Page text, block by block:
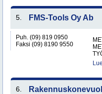
5. FMS-Tools Oy Ab
Puh. (09) 819 0950
Faksi (09) 8190 9550
6.